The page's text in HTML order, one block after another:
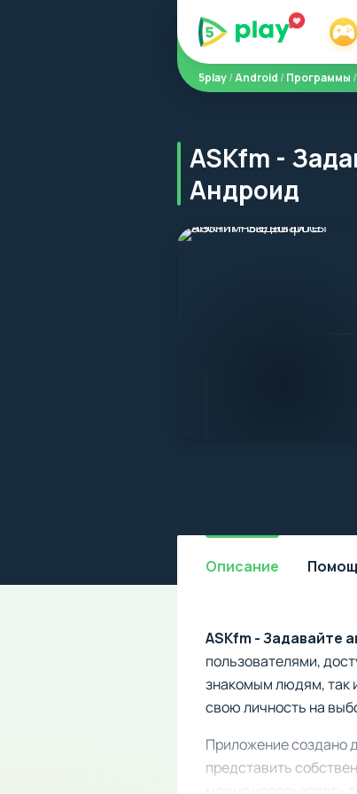
5play/Android /Программы /
ASKfm -
Андроид
Описание
ASKfm - Задавайте
пользователями,
знакомым людям, так
свою личность на
Приложение создано
представить